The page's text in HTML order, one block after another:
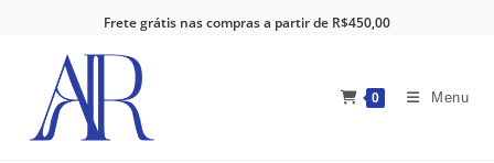
Frete grátis nas compras a partir de R$450,00
0 Menu